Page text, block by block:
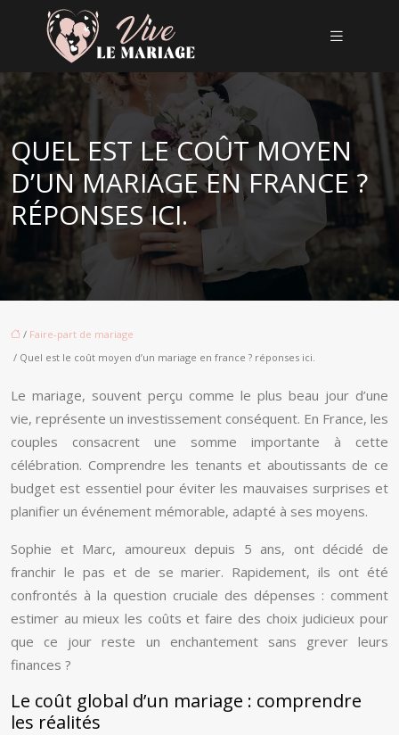
QUEL EST LE COÛT MOYEN
D’UN MARIAGE EN FRANCE ?
RÉPONSES ICI.
/ Faire-part de mariage
/ Quel est le coût moyen d’un mariage en france ? réponses ici.
Le mariage, souvent perçu comme le plus beau jour d’une
vie, représente un investissement conséquent. En France, les
couples consacrent une somme importante à cette
célébration. Comprendre les tenants et aboutissants de ce
budget est essentiel pour éviter les mauvaises surprises et
planifier un événement mémorable, adapté à ses moyens.
Sophie et Marc, amoureux depuis 5 ans, ont décidé de
franchir le pas et de se marier. Rapidement, ils ont été
confrontés à la question cruciale des dépenses : comment
estimer au mieux les coûts et faire des choix judicieux pour
que ce jour reste un enchantement sans grever leurs
finances ?
Le coût global d’un mariage : comprendre
les réalités